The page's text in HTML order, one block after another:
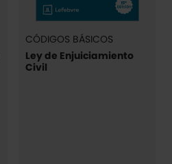
CÓDIGOS BÁSICOS
Ley de Enjuiciamiento
Civil